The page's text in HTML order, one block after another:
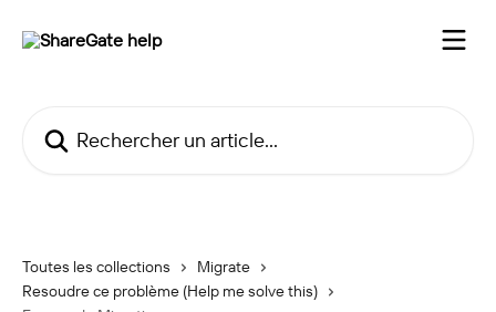
Toutes les collections
Migrate
Resoudre ce problème (Help me solve this)